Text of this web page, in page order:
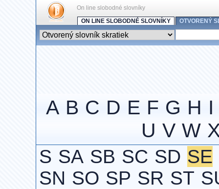
On line slobodné slovníky
ON LINE SLOBODNÉ SLOVNÍKY
OTVORENÝ
A B C D E F G H I
U V W
S SA SB SC SD SE
SN SO SP SR ST